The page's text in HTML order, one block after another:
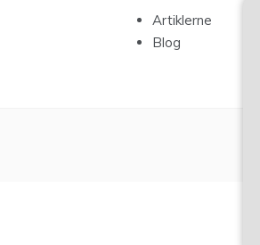
Artiklerne
Blog